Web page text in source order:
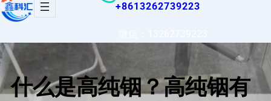
+8613262739223
什么是高纯铟？高纯铟有